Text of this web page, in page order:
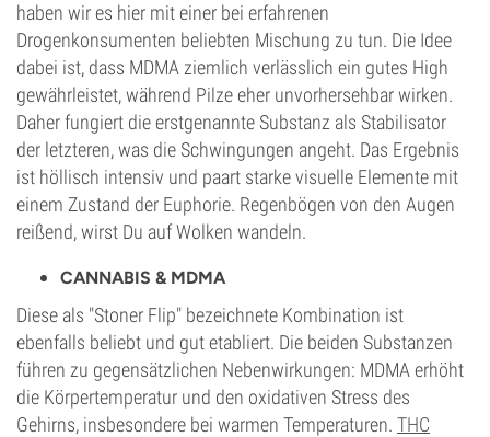
haben wir es hier mit einer bei erfahrenen
Drogenkonsumenten beliebten Mischung zu tun. Die Idee
dabei ist, dass MDMA ziemlich verlässlich ein gutes High
gewährleistet, während Pilze eher unvorhersehbar wirken.
Daher fungiert die erstgenannte Substanz als Stabilisator
der letzteren, was die Schwingungen angeht. Das Ergebnis
ist höllisch intensiv und paart starke visuelle Elemente mit
einem Zustand der Euphorie. Regenbögen von den Augen
reißend, wirst Du auf Wolken wandeln.
CANNABIS & MDMA
Diese als "Stoner Flip" bezeichnete Kombination ist
ebenfalls beliebt und gut etabliert. Die beiden Substanzen
führen zu gegensätzlichen Nebenwirkungen: MDMA erhöht
die Körpertemperatur und den oxidativen Stress des
Gehirns, insbesondere bei warmen Temperaturen. THC